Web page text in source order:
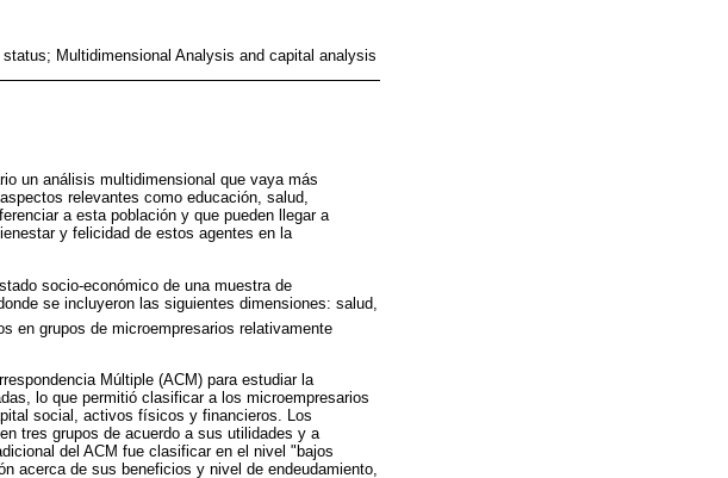
Multidimensional Analysis and capital analysis
un análisis multidimensional que vaya más
relevantes como educación, salud,
a esta población y que pueden llegar a
y felicidad de estos agentes en la
socio-económico de una muestra de
se incluyeron las siguientes dimensiones: salud,
en grupos de microempresarios relativamente
Múltiple (ACM) para estudiar la
lo que permitió clasificar a los microempresarios
social, activos físicos y financieros. Los
tres grupos de acuerdo a sus utilidades y a
del ACM fue clasificar en el nivel "bajos
acerca de sus beneficios y nivel de endeudamiento,